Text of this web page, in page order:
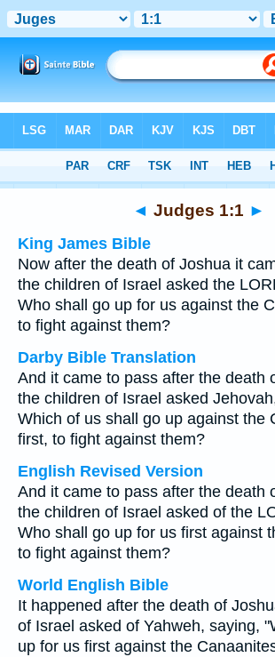
> Judges 1:1
◄ Judges 1:1 ►
King James Bible
Now after the death of Joshua it
the children of Israel asked the
Who shall go up for us against the
to fight against them?
Darby Bible Translation
And it came to pass after the death
the children of Israel asked
Which of us shall go up against the
first, to fight against them?
English Revised Version
And it came to pass after the death
the children of Israel asked of the
Who shall go up for us first against
to fight against them?
World English Bible
It happened after the death of
of Israel asked of Yahweh, saying,
up for us first against the